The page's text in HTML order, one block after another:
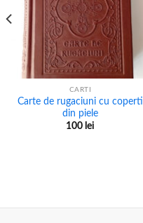
CARTI
Carte de rugaciuni cu coperti
din piele
100 lei